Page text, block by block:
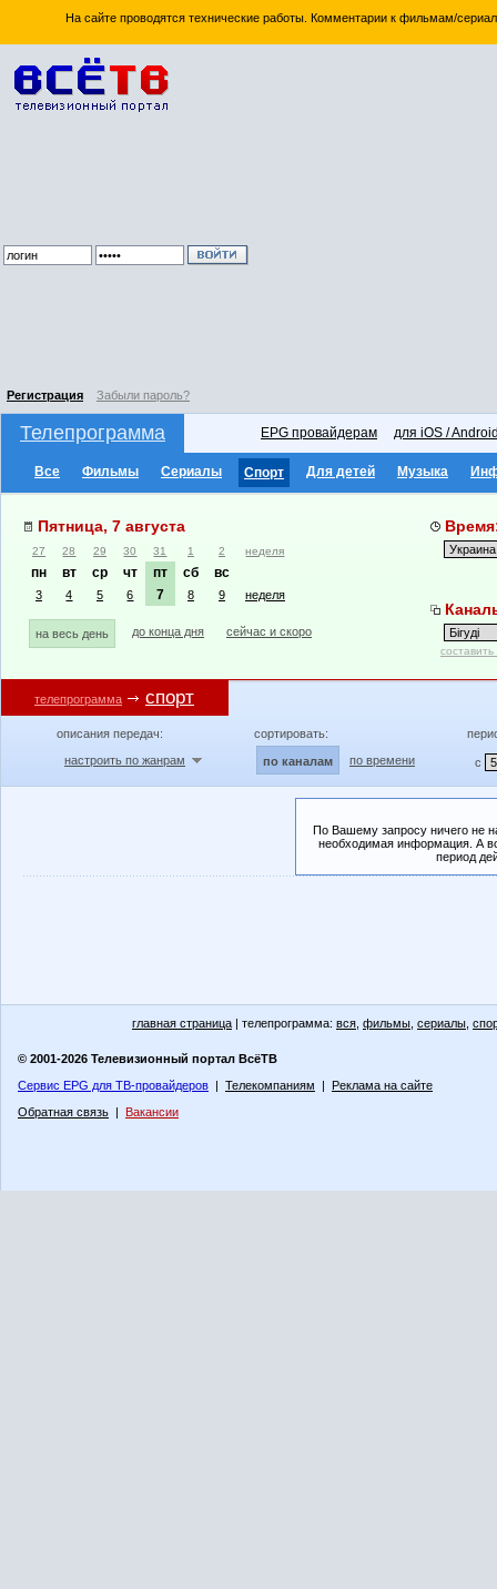
На сайте проводятся технические работы. Комментарии к фильмам/
Регистрация Забыли пароль?
Телепрограмма EPG провайдерам для iOS /
Все Фильмы Сериалы Спорт Для детей Музыка
Пятница, 7 августа
27 28 29 30 31 1 2 неделя
пн вт ср чт пт сб вс
3 4 5 6 7 8 9 неделя
на весь день до конца дня сейчас и скоро
телепрограмма спорт
описания передач:
настроить по жанрам
сортировать:
по каналам по времени с
По Вашему запросу ничего не
необходимая информация. А
период
главная страница | телепрограмма: вся фильмы сериалы
© 2001-2026 Телевизионный портал ВсёТВ
Сервис EPG для ТВ-провайдеров | Телекомпаниям | Реклама на сайте
Обратная связь | Вакансии